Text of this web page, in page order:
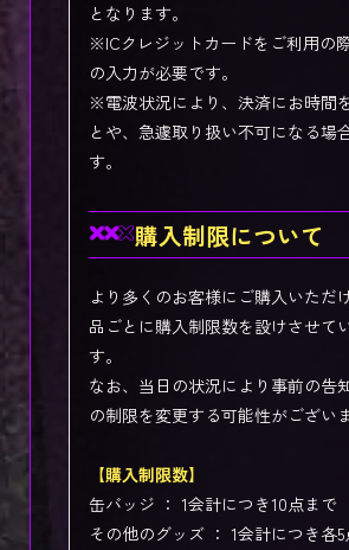
となります。
※ICクレジットカードをご利用の
の入力が必要です。
※電波状況により、決済にお時間
とや、急遽取り扱い不可になる場
す。
購入制限について
より多くのお客様にご購入いただ
品ごとに購入制限数を設けさせて
す。
なお、当日の状況により事前の告
の制限を変更する可能性がございま
【購入制限数】
缶バッジ ： 1会計につき10点まで
その他のグッズ ： 1会計につき各